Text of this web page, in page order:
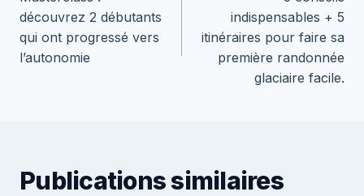
l’article
découvrez 2 débutants
qui ont progressé vers
l’autonomie
indispensables + 5
itinéraires pour faire sa
première randonnée
glaciaire facile.
Publications similaires